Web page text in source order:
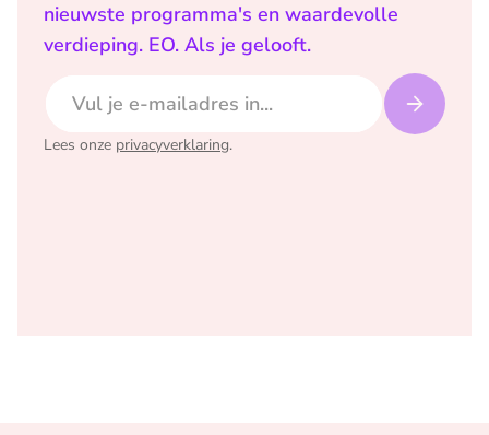
nieuwste programma's en waardevolle
verdieping. EO. Als je gelooft.
Lees onze privacyverklaring.